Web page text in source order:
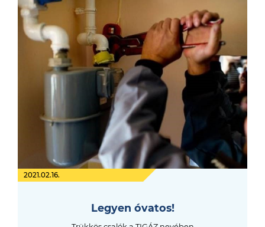
2021.02.16.
Legyen óvatos!